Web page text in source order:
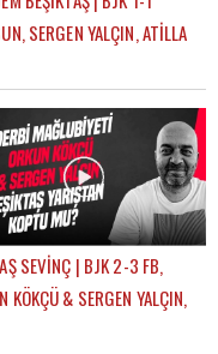
SERGEN YALÇIN, ATİLLA
SEVİNÇ
SEVİNÇ | BJK 2-3 FB,
KÖKÇÜ & SERGEN YALÇIN,